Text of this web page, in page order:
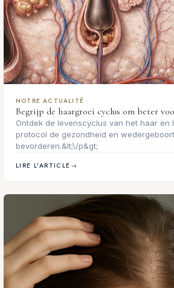
NOTRE ACTUALITÉ
Begrijp de haargroei cyclus om beter
Ontdek de levenscyclus van het haar en
protocol de gezondheid en
bevorderen.&lt;\/p&gt;
LIRE L'ARTICLE →